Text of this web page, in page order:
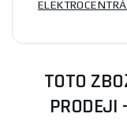
TOTO
PRODEJI